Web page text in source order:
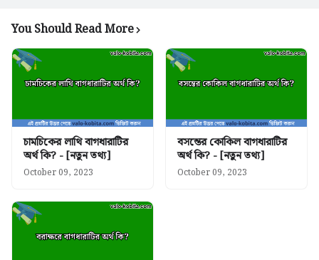
You Should Read More
চামচিকের লাথি বাগধারাটির
অর্থ কি? - [নতুন তথ্য]
October 09, 2023
বসন্তের কোকিল বাগধারাটির
অর্থ কি? - [নতুন তথ্য]
October 09, 2023